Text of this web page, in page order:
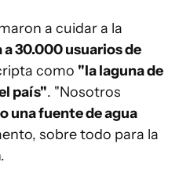
a cuidar a la
30.000 usuarios de
como "la laguna de
país". "Nosotros
una fuente de agua
sobre todo para la